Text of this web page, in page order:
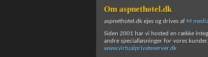
Om aspnethotel.dk
aspnethotel.dk ejes og drives af M
Siden 2001 har vi hosted en række
andre specialløsninger for vores
www.virtualprivateserver.dk